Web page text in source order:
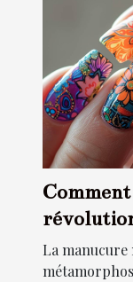
moderne
La